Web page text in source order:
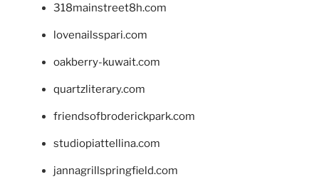
318mainstreet8h.com
lovenailsspari.com
oakberry-kuwait.com
quartzliterary.com
friendsofbroderickpark.com
studiopiattellina.com
jannagrillspringfield.com